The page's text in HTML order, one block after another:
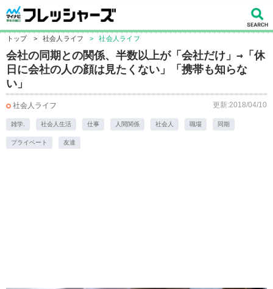
トップ > 社会人ライフ > 社会人ライフ
会社の同期との関係、半数以上が「会社だけ」→「休
日に会社の人の顔は見たくない」「携帯も知らな
い」
社会人ライフ 更新:2018/04/10
雑学. 社会人生活 仕事 人間関係 社会人 職場 同期
プライベート 友達